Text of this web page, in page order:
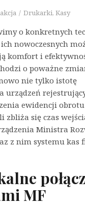
Drukarki, Kasy
o konkretnych
nowoczesnych
komfort i
o poważne
nie tylko istotę
urządzeń
ewidencji obrotu
zbliża się czas
Ministra
z nim systemu kas
MF